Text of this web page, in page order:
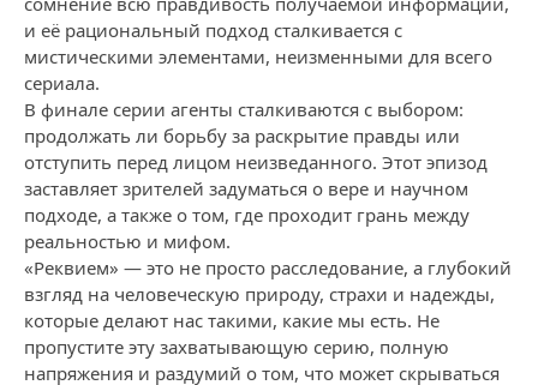
и её рациональный подход сталкивается с
мистическими элементами, неизменными для всего
сериала.
В финале серии агенты сталкиваются с выбором:
продолжать ли борьбу за раскрытие правды или
отступить перед лицом неизведанного. Этот эпизод
заставляет зрителей задуматься о вере и научном
подходе, а также о том, где проходит грань между
реальностью и мифом.
«Реквием» — это не просто расследование, а глубокий
взгляд на человеческую природу, страхи и надежды,
которые делают нас такими, какие мы есть. Не
пропустите эту захватывающую серию, полную
напряжения и раздумий о том, что может скрываться